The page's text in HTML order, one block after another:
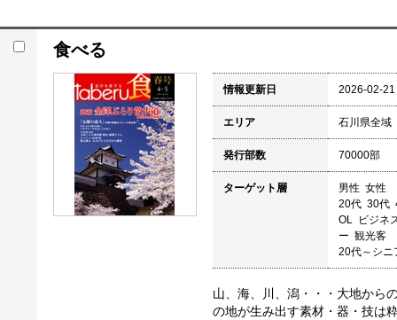
食べる
情報更新日 2026-02-
エリア 石川県全域
発行部数 70000部
ターゲット層
男性 女性
20代 30代
OL ビジネ
ー 観光客
20代～シニ
山、海、川、潟・・・大地から
の地が生み出す素材・器・技は